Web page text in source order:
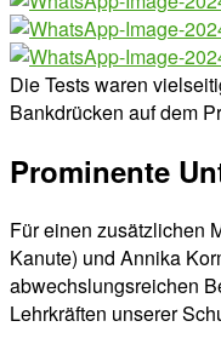
Die Tests waren
Bankdrücken auf dem
Prominente
Für einen zusätzlichen
Kanute) und Annika
abwechslungsreichen
Lehrkräften unserer